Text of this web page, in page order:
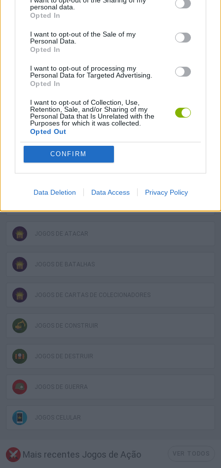
personal data.
Opted In
I want to opt-out of the Sale of my
Personal Data.
Opted In
I want to opt-out of processing my
Personal Data for Targeted Advertising.
Opted In
I want to opt-out of Collection, Use,
Retention, Sale, and/or Sharing of my
Personal Data that Is Unrelated with the
Purposes for which it was collected.
Opted Out
CONFIRM
Data Deletion Data Access Privacy Policy
JOGOS DE CARTAS
JOGOS DE ESTRATÉGIA
JOGOS DE HABILIDADE
JOGOS DE LUTA E COMBATE
JOGOS MULTIJUGADOR
COLEÇÕES DE JOGOS
JOGOS DE ATACAR
JOGOS DE BATALHAS
JOGOS DE CARTAS DE COLECIONADORES
JOGOS DE CONSTRUIR
JOGOS DE DESTRUIR
JOGOS DE GUERRA
JOGOS CELULAR
Mais recentes Jogos de Ação